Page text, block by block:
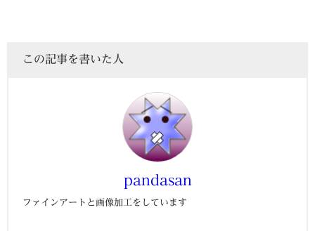
この記事を書いた人
pandasan
ファインアートと画像加工をしています